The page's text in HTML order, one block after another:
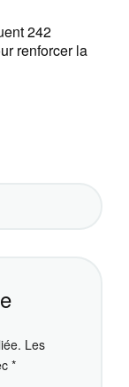
242
renforcer la
Les
*